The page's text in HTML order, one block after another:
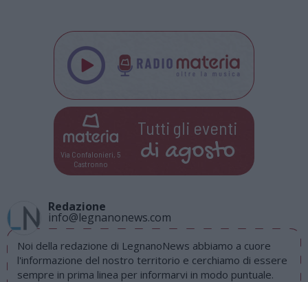
Via Confalonieri, 5
Castronno
Tutti gli eventi
di agosto
Redazione
info@legnanonews.com
Noi della redazione di LegnanoNews abbiamo a cuore
l'informazione del nostro territorio e cerchiamo di essere
sempre in prima linea per informarvi in modo puntuale.